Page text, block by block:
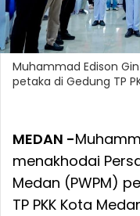
Muhammad Edison
petaka di Gedung TP
MEDAN -
menakhodai
Medan (PWPM)
TP PKK Kota